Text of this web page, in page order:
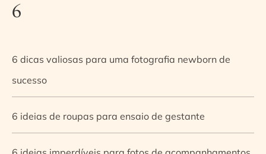
6
6 dicas valiosas para uma fotografia newborn de
sucesso
6 ideias de roupas para ensaio de gestante